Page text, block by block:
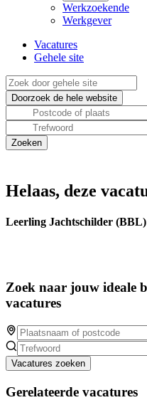
Werkzoekende
Werkgever
Vacatures
Gehele site
Helaas, deze
Leerling Jachtschilder
Zoek naar jouw ideale
vacatures
Vacatures zoeken
Gerelateerde vacatures